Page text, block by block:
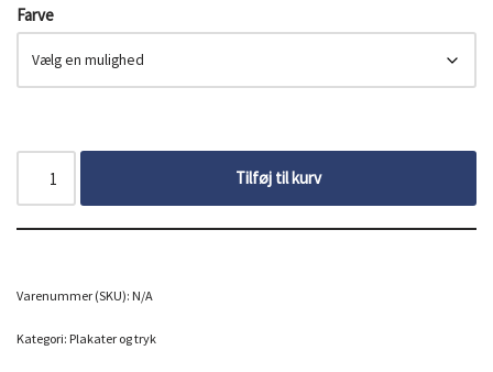
Farve
Tilføj til kurv
Varenummer (SKU): N/A
Kategori: Plakater og tryk